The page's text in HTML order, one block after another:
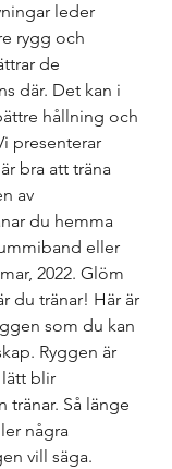
leder
rygg och
de
där. Det kan i
hållning och
presenterar
bra att träna
av
du hemma
eller
2022. Glöm
du tränar! Här är
som du kan
Ryggen är
blir
tränar. Så länge
några
vill säga.